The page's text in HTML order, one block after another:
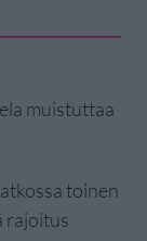
muistuttaa
toinen
rajoitus